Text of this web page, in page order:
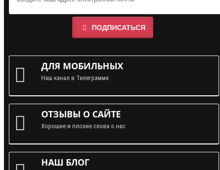
ПОДПИСАТЬСЯ
ДЛЯ МОБИЛЬНЫХ
Наш канал в Телеграмме
ОТЗЫВЫ О САЙТЕ
Хорошие и плохие слова о нас
НАШ БЛОГ